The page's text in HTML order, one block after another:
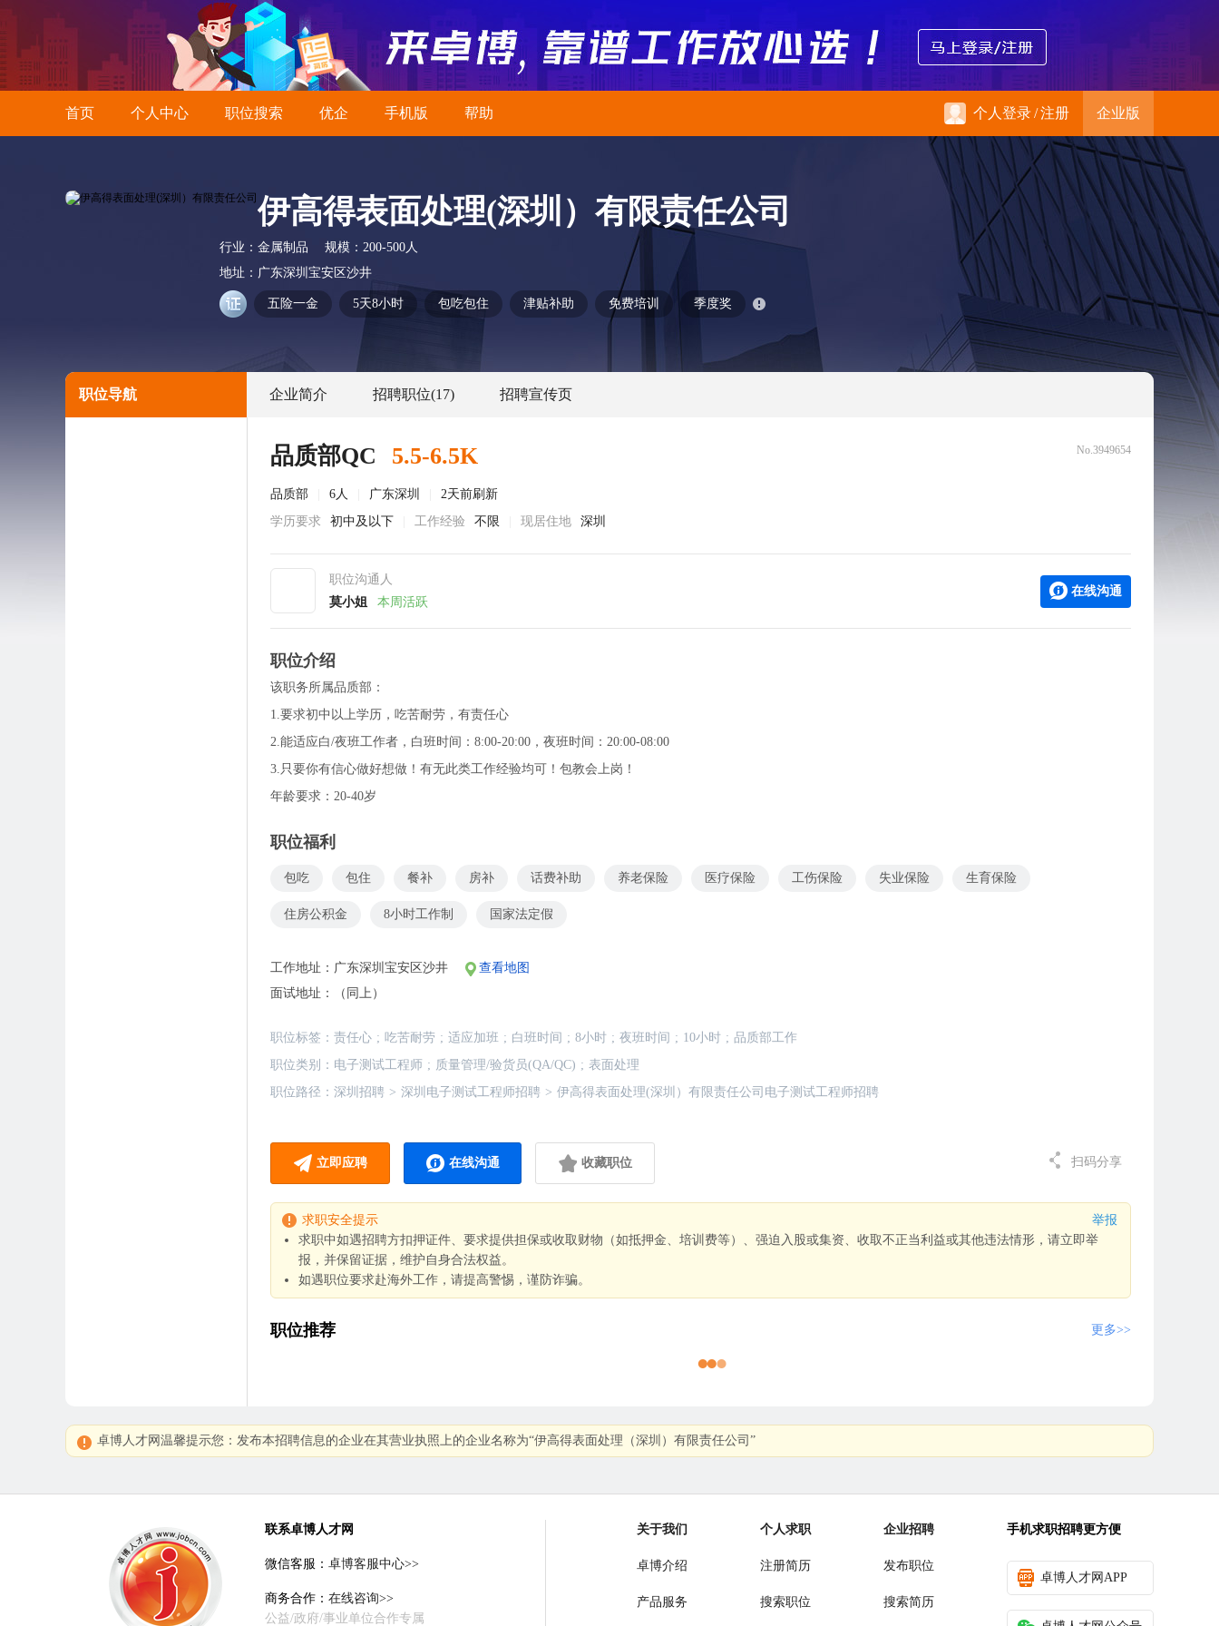
首页 个人中心 职位搜索 优企 手机版 帮助 个人登录/注册 企业版
伊高得表面处理(深圳）有限责任公司
行业： 金属制品 规模： 200-500人
地址： 广东深圳宝安区沙井
五险一金 5天8小时 包吃包住 津贴补助 免费培训 季度奖
职位导航 企业简介 招聘职位(17) 招聘宣传页
品质部QC 5.5-6.5K No.3949654
品质部 6人 广东深圳
2天前刷新
学历要求
初中及以下 工作经验 不限 现居住地 深圳
职位沟通人
莫小姐
本周活跃
在线沟通
职位介绍
该职务所属品质部：
1.要求初中以上学历，吃苦耐劳，有责任心
2.能适应白/夜班工作者，白班时间：8:00-20:00，夜班时间：20:00-08:00
3.只要你有信心做好想做！有无此类工作经验均可！包教会上岗！
年龄要求：20-40岁
职位福利
包吃 包住 餐补 房补 话费补助 养老保险 医疗保险 工伤保险 失业保险 生育保险
住房公积金 8小时工作制 国家法定假
工作地址： 广东深圳宝安区沙井
查看地图
面试地址：
（同上）
职位标签： 责任心 ; 吃苦耐劳 ; 适应加班 ; 白班时间 ; 8小时 ; 夜班时间 ; 10小时 ; 品质部工作
职位类别： 电子测试工程师 ; 质量管理/验货员(QA/QC) ; 表面处理
职位路径： 深圳招聘 > 深圳电子测试工程师招聘 > 伊高得表面处理(深圳）有限责任公司电子测试工程师招聘
立即应聘 在线沟通 收藏职位 扫码分享
求职安全提示
举报
求职中如遇招聘方扣押证件、要求提供担保或收取财物（如抵押金、培训费等）、强迫入股或集资、收取不正当利益或其他违法情形，请立即举
报，并保留证据，维护自身合法权益。
如遇职位要求赴海外工作，请提高警惕，谨防诈骗。
职位推荐 更多>>
卓博人才网温馨提示您：发布本招聘信息的企业在其营业执照上的企业名称为“伊高得表面处理（深圳）有限责任公司”
联系卓博人才网
微信客服： 卓博客服中心>>
商务合作： 在线咨询>>
公益/政府/事业单位合作专属
关于我们
卓博介绍
产品服务
个人求职
注册简历
搜索职位
企业招聘
发布职位
搜索简历
手机求职招聘更方便
卓博人才网APP